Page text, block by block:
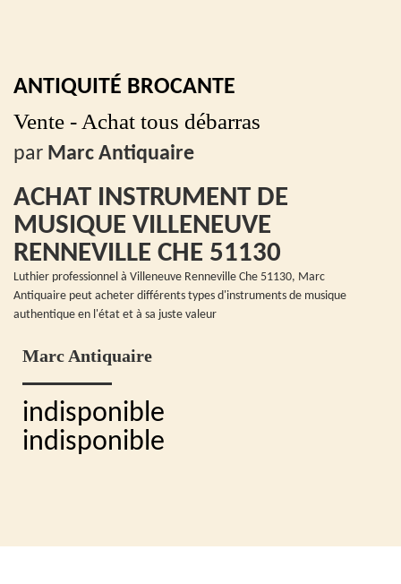
ANTIQUITÉ BROCANTE
Vente - Achat tous débarras
par Marc Antiquaire
ACHAT INSTRUMENT DE
MUSIQUE VILLENEUVE
RENNEVILLE CHE 51130
Luthier professionnel à Villeneuve Renneville Che 51130, Marc
Antiquaire peut acheter différents types d'instruments de musique
authentique en l'état et à sa juste valeur
Marc Antiquaire
indisponible
indisponible